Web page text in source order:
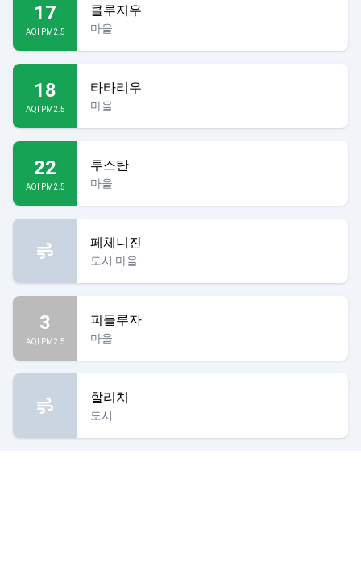
17
AQI PM2.5
클루지우
마을
18
AQI PM2.5
타타리우
마을
22
AQI PM2.5
투스탄
마을
페체니진
도시 마을
3
AQI PM2.5
피들루자
마을
할리치
도시